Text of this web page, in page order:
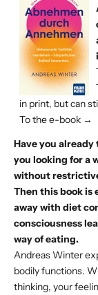
in print, but can
To the e-book →
Have you
you looking for a
without
Then this book is
away with diet
consciousness
way of eating.
Andreas Winter
bodily functions.
thinking, your